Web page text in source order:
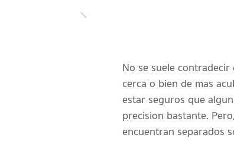
No se suele
cerca o bien de mas
estar seguros que
precision bastante.
encuentran separados